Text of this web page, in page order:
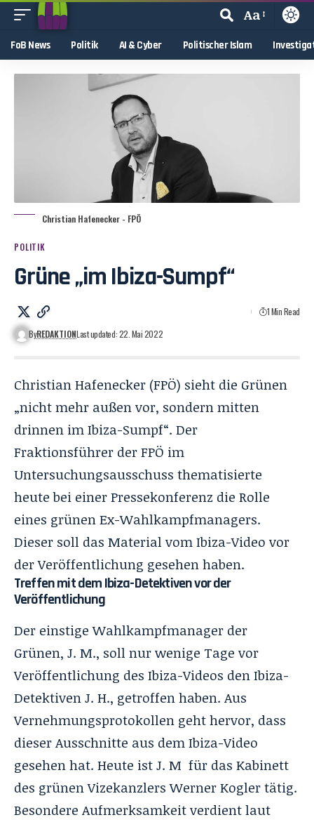
Aa
FoB News Politik AI & Cyber Politischer Islam
Christian Hafenecker - FPÖ
POLITIK
Grüne „im Ibiza-Sumpf“
ByREDAKTIONLast updated: 22. Mai 2022
1 Min Read
Christian Hafenecker (FPÖ) sieht die Grünen
„nicht mehr außen vor, sondern mitten
drinnen im Ibiza-Sumpf“. Der
Fraktionsführer der FPÖ im
Untersuchungsausschuss thematisierte
heute bei einer Pressekonferenz die Rolle
eines grünen Ex-Wahlkampfmanagers.
Dieser soll das Material vom Ibiza-Video vor
der Veröffentlichung gesehen haben.
Treffen mit dem Ibiza-Detektiven vor der
Veröffentlichung
Der einstige Wahlkampfmanager der
Grünen, J. M., soll nur wenige Tage vor
Veröffentlichung des Ibiza-Videos den Ibiza-
Detektiven J. H., getroffen haben. Aus
Vernehmungsprotokollen geht hervor, dass
dieser Ausschnitte aus dem Ibiza-Video
gesehen hat. Heute ist J. M für das Kabinett
des grünen Vizekanzlers Werner Kogler tätig.
Besondere Aufmerksamkeit verdient laut